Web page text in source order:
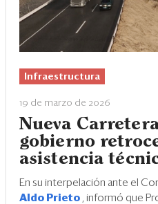
Infraestructura
19 de marzo de 2026
Nueva
gobierno
asistencia
En su interpelación ante el
Aldo Prieto
, informó que